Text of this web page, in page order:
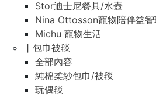
Stor迪士尼餐具/水壺
Nina Ottosson寵物陪伴益
Michu 寵物生活
▏包巾被毯
全部內容
純棉柔紗包巾/被毯
玩偶毯